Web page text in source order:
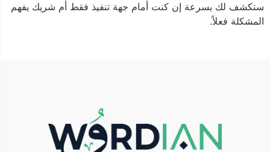
ستكشف لك بسرعة إن كنت أمام جهة تنفيذ فقط أم شريك يفهم
المشكلة فعلاً.